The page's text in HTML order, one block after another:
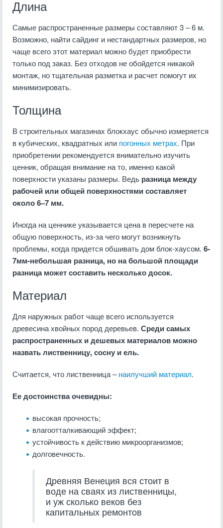
Длина
Самые распространенные размеры составляют 3 – 6 м.
Возможно, найти сайдинг и нестандартных размеров, но
чаще всего этот материал можно будет приобрести
только под заказ. Без отходов не обойдется никакой
монтаж, но тщательная разметка и расчет помогут их
минимизировать.
Толщина
В строительных магазинах блокхаус обычно измеряется
в кубических, квадратных или погонных метрах. При
приобретении рекомендуется внимательно изучить
ценник, обращая внимание на то, именно какой
поверхности указаны размеры. Ведь разница между
рабочей или общей поверхностями составляет
около 6–7 мм.
Иногда на ценнике указывается цена в пересчете на
общую поверхность, из-за чего могут возникнуть
проблемы, когда придется обшивать дом блок-хаусом. 6-
7мм-небольшая разница, но на большой площади
разница может составить несколько досок.
Материал
Для наружных работ чаще всего используется
древесина хвойных пород деревьев. Среди самых
распространенных и дешевых материалов можно
назвать лиственницу, сосну и ель.
Считается, что лиственница –наилучший материал.
Ее достоинства очевидны:
высокая прочность;
влагоотталкивающий эффект;
устойчивость к действию микроорганизмов;
долговечность.
Древняя Венеция вся стоит в
воде на сваях из лиственницы,
и уж сколько веков без
капитальных ремонтов